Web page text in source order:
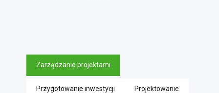
Zarządzanie projektami
Przygotowanie inwestycji Projektowanie